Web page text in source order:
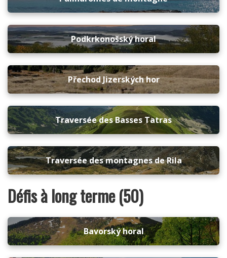
Podkrkonošský horal
Přechod Jizerských hor
Traversée des Basses Tatras
Traversée des montagnes de Rila
Défis à long terme (50)
Bavorský horal